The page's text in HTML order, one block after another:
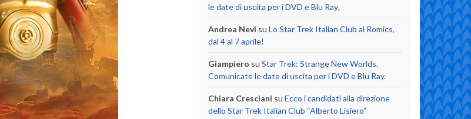
le date di uscita per i DVD e Blu Ray.
Andrea Nevi su Lo Star Trek Italian Club al Romics,
dal 4 al 7 aprile!
Giampiero su Star Trek: Strange New Worlds.
Comunicate le date di uscita per i DVD e Blu Ray.
Chiara Cresciani su Ecco i candidati alla direzione
dello Star Trek Italian Club “Alberto Lisiero”